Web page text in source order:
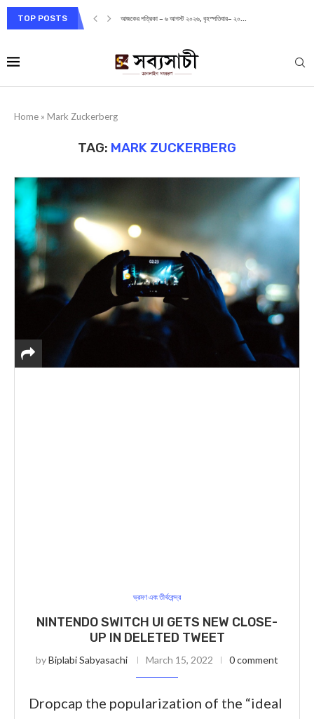
TOP POSTS আজকের পত্রিকা – ৬ আগস্ট ২০২৬, বৃহস্পতিবার– ২০...
Home » Mark Zuckerberg
TAG: MARK ZUCKERBERG
ভ্রমণ এবং তীর্থকেন্দ্র
NINTENDO SWITCH UI GETS NEW CLOSE-
UP IN DELETED TWEET
byBiplabi Sabyasachi March 15, 2022 0 comment
Dropcap the popularization of the “ideal